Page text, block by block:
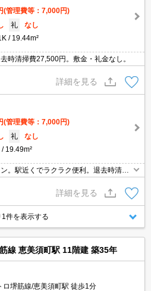
(管理費等：7,000円)
礼
なし
19.44m²
時清掃費27,500円。敷金・礼金なし。
詳細を見る
(管理費等：7,000円)
礼
なし
19.49m²
。駅近くでラクラク便利。退去時清掃
詳細を見る
1件を表示する
線 恵美須町駅 11階建 築35年
ロ堺筋線/恵美須町駅 徒歩1分